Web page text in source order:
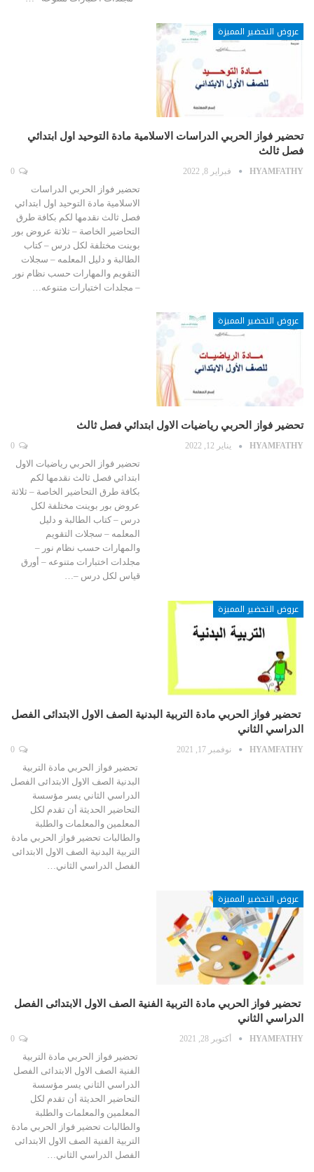
عروض التحضير المميزة
تحضير فواز الحربي الدراسات الاسلامية مادة التوحيد اول ابتدائي
فصل ثالث
HYAMFATHY فبراير 8, 2022
تحضير فواز الحربي الدراسات
الاسلامية مادة التوحيد اول ابتدائي
فصل ثالث نقدمها لكم بكافة طرق
التحاضير الخاصة – ثلاثة عروض بور
بوينت مختلفة لكل درس – كتاب
الطالبة و دليل المعلمه – سجلات
التقويم والمهارات حسب نظام نور
– مجلدات اختبارات متنوعه…
عروض التحضير المميزة
تحضير فواز الحربي رياضيات الاول ابتدائي فصل ثالث
HYAMFATHY يناير 12, 2022
تحضير فواز الحربي رياضيات الاول
ابتدائي فصل ثالث نقدمها لكم
بكافة طرق التحاضير الخاصة – ثلاثة
عروض بور بوينت مختلفة لكل
درس – كتاب الطالبة و دليل
المعلمه – سجلات التقويم
والمهارات حسب نظام نور –
مجلدات اختبارات متنوعه – أورق
قياس لكل درس –…
عروض التحضير المميزة
تحضير فواز الحربي مادة التربية البدنية الصف الاول الابتدائى الفصل
الدراسي الثاني
HYAMFATHY نوفمبر 17, 2021
تحضير فواز الحربي مادة التربية
البدنية الصف الاول الابتدائى الفصل
الدراسي الثاني يسر مؤسسة
التحاضير الحديثة أن تقدم لكل
المعلمين والمعلمات والطلبة
والطالبات تحضير فواز الحربي مادة
التربية البدنية الصف الاول الابتدائى
الفصل الدراسي الثاني…
عروض التحضير المميزة
تحضير فواز الحربي مادة التربية الفنية الصف الاول الابتدائى الفصل
الدراسي الثاني
HYAMFATHY أكتوبر 28, 2021
تحضير فواز الحربي مادة التربية
الفنية الصف الاول الابتدائى الفصل
الدراسي الثاني يسر مؤسسة
التحاضير الحديثة أن تقدم لكل
المعلمين والمعلمات والطلبة
والطالبات تحضير فواز الحربي مادة
التربية الفنية الصف الاول الابتدائى
الفصل الدراسي الثاني…